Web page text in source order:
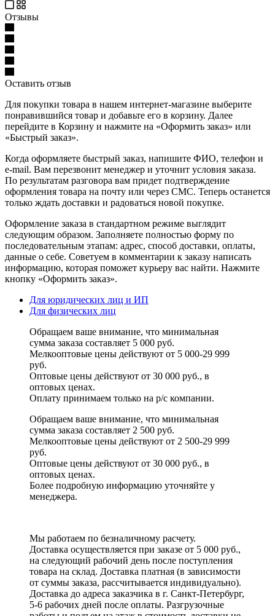
Отзывы
Оставить отзыв
Для покупки товара в нашем интернет-магазине выберите
понравившийся товар и добавьте его в корзину. Далее
перейдите в Корзину и нажмите на «Оформить заказ» или
«Быстрый заказ».
Когда оформляете быстрый заказ, напишите ФИО, телефон и
e-mail. Вам перезвонит менеджер и уточнит условия заказа.
По результатам разговора вам придет подтверждение
оформления товара на почту или через СМС. Теперь останется
только ждать доставки и радоваться новой покупке.
Оформление заказа в стандартном режиме выглядит
следующим образом. Заполняете полностью форму по
последовательным этапам: адрес, способ доставки, оплаты,
данные о себе. Советуем в комментарии к заказу написать
информацию, которая поможет курьеру вас найти. Нажмите
кнопку «Оформить заказ».
Для юридических лиц и ИП
Для физических лиц
Обращаем ваше внимание, что минимальная
сумма заказа составляет 5 000 руб.
Мелкооптовые цены действуют от 5 000-29 999
руб.
Оптовые цены действуют от 30 000 руб., в
оптовых ценах.
Оплату принимаем только на р/с компании.
Обращаем ваше внимание, что минимальная
сумма заказа составляет 2 500 руб.
Мелкооптовые цены действуют от 2 500-29 999
руб.
Оптовые цены действуют от 30 000 руб., в
оптовых ценах.
Более подробную информацию уточняйте у
менеджера.
Мы работаем по безналичному расчету.
Доставка осуществляется при заказе от 5 000 руб.,
на следующий рабочий день после поступления
товара на склад. Доставка платная (в зависимости
от суммы заказа, рассчитывается индивидуально).
Доставка до адреса заказчика в г. Санкт-Петербург,
5-6 рабочих дней после оплаты. Разгрузочные